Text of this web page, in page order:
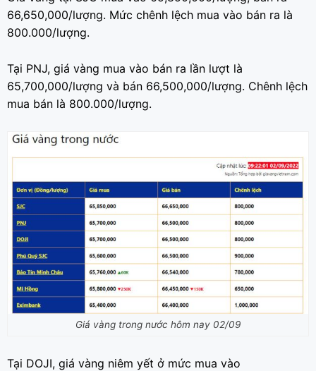
66,650,000/lượng. Mức chênh lệch mua vào bán ra là
800.000/lượng.
Tại PNJ, giá vàng mua vào bán ra lần lượt là
65,700,000/lượng và bán 66,500,000/lượng. Chênh lệch
mua bán là 800.000/lượng.
Giá vàng trong nước hôm nay 02/09
Tại DOJI, giá vàng niêm yết ở mức mua vào